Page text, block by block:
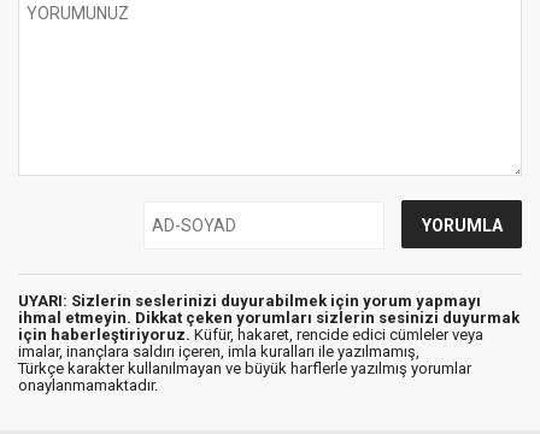
UYARI: Sizlerin seslerinizi duyurabilmek için yorum yapmayı
ihmal etmeyin. Dikkat çeken yorumları sizlerin sesinizi duyurmak
için haberleştiriyoruz. Küfür, hakaret, rencide edici cümleler veya
imalar, inançlara saldırı içeren, imla kuralları ile yazılmamış,
Türkçe karakter kullanılmayan ve büyük harflerle yazılmış yorumlar
onaylanmamaktadır.